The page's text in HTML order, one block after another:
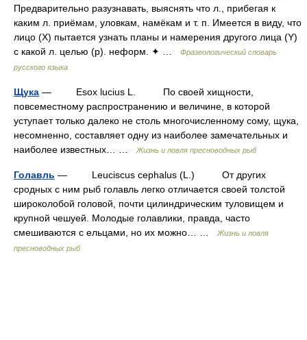
Предварительно разузнавать, выяснять что л., прибегая к
каким л. приёмам, уловкам, намёкам и т. п. Имеется в виду, что
лицо (Х) пытается узнать планы и намерения другого лица (Y)
c какой л. целью (p). неформ. ✦ …
Фразеологический словарь
русского языка
Щука — Esox lucius L. По своей хищности,
повсеместному распространению и величине, в которой
уступает только далеко не столь многочисленному сому, щука,
несомненно, составляет одну из наиболее замечательных и
наиболее известных… …
Жизнь и ловля пресноводных рыб
Голавль — Leuciscus cephalus (L.) От других
сродных с ним рыб голавль легко отличается своей толстой
широколобой головой, почти цилиндрическим туловищем и
крупной чешуей. Молодые голавлики, правда, часто
смешиваются с ельцами, но их можно… …
Жизнь и ловля
пресноводных рыб